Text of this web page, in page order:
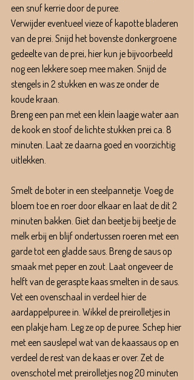
een snuf kerrie door de puree.
Verwijder eventueel vieze of kapotte bladeren
van de prei. Snijd het bovenste donkergroene
gedeelte van de prei, hier kun je bijvoorbeeld
nog een lekkere soep mee maken. Snijd de
stengels in 2 stukken en was ze onder de
koude kraan.
Breng een pan met een klein laagje water aan
de kook en stoof de lichte stukken prei ca. 8
minuten. Laat ze daarna goed en voorzichtig
uitlekken.
Smelt de boter in een steelpannetje. Voeg de
bloem toe en roer door elkaar en laat de dit 2
minuten bakken. Giet dan beetje bij beetje de
melk erbij en blijf ondertussen roeren met een
garde tot een gladde saus. Breng de saus op
smaak met peper en zout. Laat ongeveer de
helft van de geraspte kaas smelten in de saus.
Vet een ovenschaal in verdeel hier de
aardappelpuree in. Wikkel de preirolletjes in
een plakje ham. Leg ze op de puree. Schep hier
met een sauslepel wat van de kaassaus op en
verdeel de rest van de kaas er over. Zet de
ovenschotel met preirolletjes nog 20 minuten